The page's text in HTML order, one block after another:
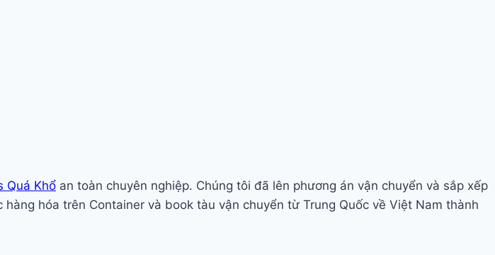
Quá Khổ an toàn chuyên nghiệp. Chúng tôi đã lên phương án vận chuyển và sắp xếp
hóa trên Container và book tàu vận chuyển từ Trung Quốc về Việt Nam thành